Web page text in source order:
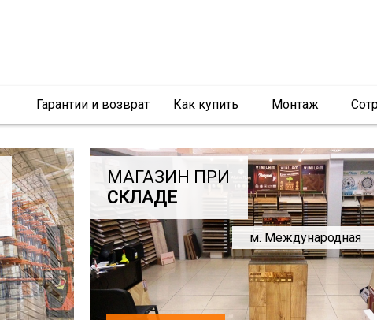
Гарантии и возврат Как купить Монтаж
МАГАЗИН ПРИ
СКЛАДЕ
м. Международная